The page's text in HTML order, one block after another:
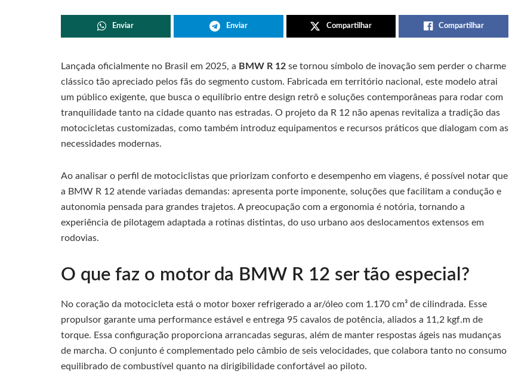
Enviar Enviar Compartilhar Compartilhar
Lançada oficialmente no Brasil em 2025, a BMW R 12 se tornou símbolo de inovação sem perder o charme
clássico tão apreciado pelos fãs do segmento custom. Fabricada em território nacional, este modelo atrai
um público exigente, que busca o equilíbrio entre design retrô e soluções contemporâneas para rodar com
tranquilidade tanto na cidade quanto nas estradas. O projeto da R 12 não apenas revitaliza a tradição das
motocicletas customizadas, como também introduz equipamentos e recursos práticos que dialogam com as
necessidades modernas.
Ao analisar o perfil de motociclistas que priorizam conforto e desempenho em viagens, é possível notar que
a BMW R 12 atende variadas demandas: apresenta porte imponente, soluções que facilitam a condução e
autonomia pensada para grandes trajetos. A preocupação com a ergonomia é notória, tornando a
experiência de pilotagem adaptada a rotinas distintas, do uso urbano aos deslocamentos extensos em
rodovias.
O que faz o motor da BMW R 12 ser tão especial?
No coração da motocicleta está o motor boxer refrigerado a ar/óleo com 1.170 cm³ de cilindrada. Esse
propulsor garante uma performance estável e entrega 95 cavalos de potência, aliados a 11,2 kgf.m de
torque. Essa configuração proporciona arrancadas seguras, além de manter respostas ágeis nas mudanças
de marcha. O conjunto é complementado pelo câmbio de seis velocidades, que colabora tanto no consumo
equilibrado de combustível quanto na dirigibilidade confortável ao piloto.